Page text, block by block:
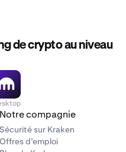
de crypto au niveau
Notre compagnie
Sécurité sur Kraken
Offres d’emploi